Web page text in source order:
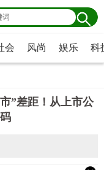
会 风尚 娱乐 科
”差距！从上市公